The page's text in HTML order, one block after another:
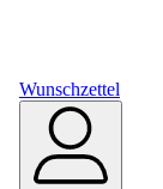
Wunschzettel